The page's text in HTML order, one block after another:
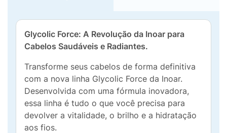
Glycolic Force: A Revolução da Inoar para
Cabelos Saudáveis e Radiantes.
Transforme seus cabelos de forma definitiva
com a nova linha Glycolic Force da Inoar.
Desenvolvida com uma fórmula inovadora,
essa linha é tudo o que você precisa para
devolver a vitalidade, o brilho e a hidratação
aos fios.